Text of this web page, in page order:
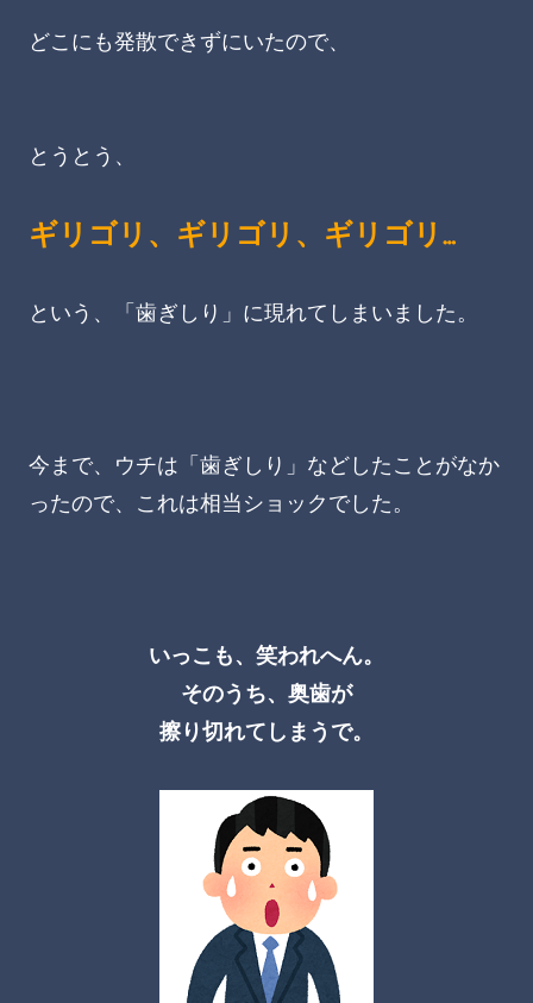
どこにも発散できずにいたので、
とうとう、
ギリゴリ、ギリゴリ、ギリゴリ…
という、「歯ぎしり」に現れてしまいました。
今まで、ウチは「歯ぎしり」などしたことがなか
ったので、これは相当ショックでした。
いっこも、笑われへん。
そのうち、奥歯が
擦り切れてしまうで。